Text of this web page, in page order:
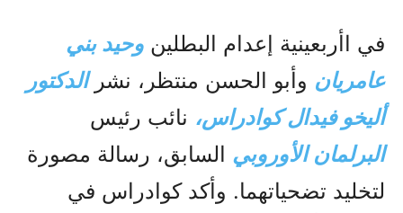
في اأربعينية إعدام البطلين وحيد بني
عامريان وأبو الحسن منتظر، نشرالدكتور
أليخو فيدال كوادراس، نائب رئيس
البرلمان الأوروبي السابق، رسالة مصورة
لتخليد تضحياتهما. وأكد كوادراس في